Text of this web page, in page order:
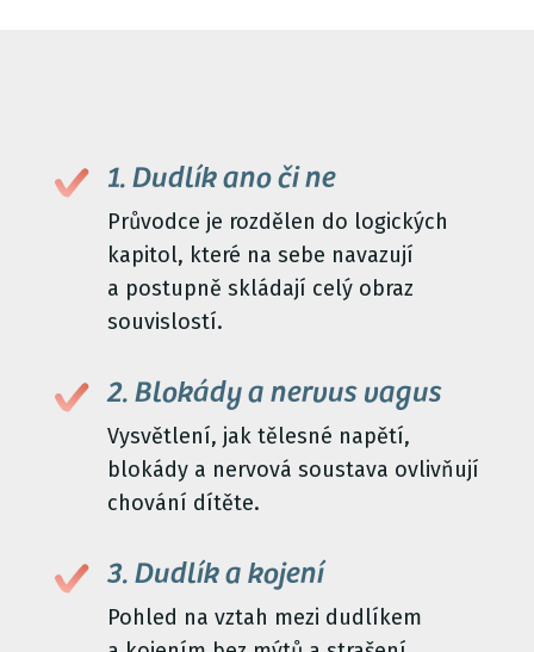
1. Dudlík ano či ne
Průvodce je rozdělen do logických
kapitol, které na sebe navazují
a postupně skládají celý obraz
souvislostí.
2. Blokády a nervus vagus
Vysvětlení, jak tělesné napětí,
blokády a nervová soustava ovlivňují
chování dítěte.
3. Dudlík a kojení
Pohled na vztah mezi dudlíkem